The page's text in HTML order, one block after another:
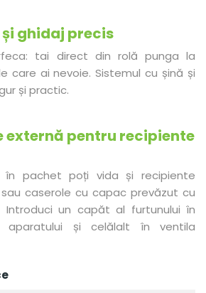
ghidaj precis
tai direct din rolă punga la
care ai nevoie. Sistemul cu șină și
și practic.
externă pentru recipiente
în pachet poți vida și recipiente
caserole cu capac prevăzut cu
Introduci un capăt al furtunului în
aparatului și celălalt în ventila